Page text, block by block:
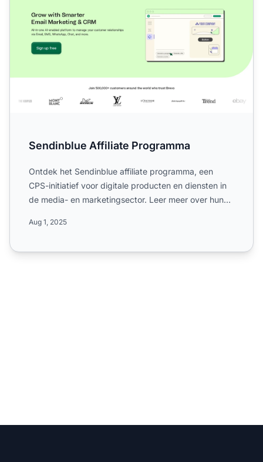
Sendinblue Affiliate Programma
Ontdek het Sendinblue affiliate programma, een
CPS-initiatief voor digitale producten en diensten in
de media- en marketingsector. Leer meer over hun
Aug 1, 2025